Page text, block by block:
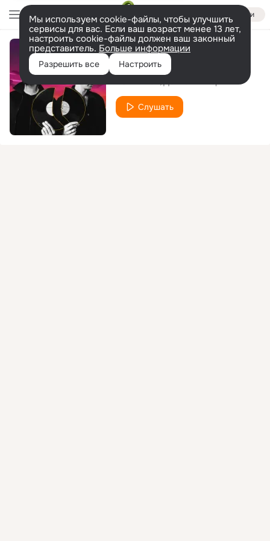
Войти
Мы используем cookie-файлы, чтобы улучшить
сервисы для вас. Если ваш возраст менее 13 лет,
настроить cookie-файлы должен ваш законный
представитель. Больше информации
Разрешить все Настроить
Половинка
Слушать